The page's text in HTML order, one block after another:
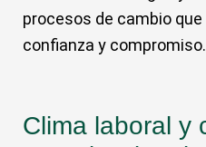
procesos de cambio que
confianza y compromiso.
Clima laboral y